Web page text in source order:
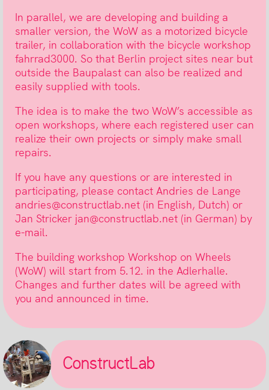
In parallel, we are developing and building a
smaller version, the WoW as a motorized bicycle
trailer, in collaboration with the bicycle workshop
fahrrad3000. So that Berlin project sites near but
outside the Baupalast can also be realized and
easily supplied with tools.
The idea is to make the two WoW’s accessible as
open workshops, where each registered user can
realize their own projects or simply make small
repairs.
If you have any questions or are interested in
participating, please contact Andries de Lange
andries@constructlab.net (in English, Dutch) or
Jan Stricker jan@constructlab.net (in German) by
e-mail.
The building workshop Workshop on Wheels
(WoW) will start from 5.12. in the Adlerhalle.
Changes and further dates will be agreed with
you and announced in time.
ConstructLab